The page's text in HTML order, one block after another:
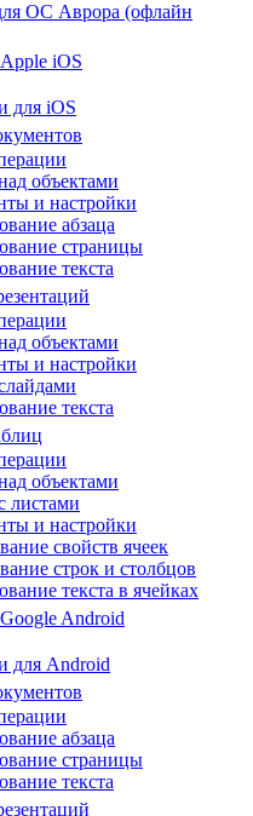
ОС Аврора (офлайн
iOS
для iOS
объектами
и настройки
абзаца
страницы
текста
объектами
и настройки
текста
объектами
листами
и настройки
свойств ячеек
строк и столбцов
текста в ячейках
Android
для Android
абзаца
страницы
текста